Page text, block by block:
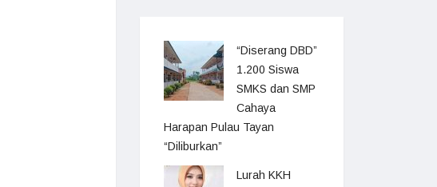
“Diserang DBD”
1.200 Siswa
SMKS dan SMP
Cahaya
Harapan Pulau Tayan
“Diliburkan”
Lurah KKH